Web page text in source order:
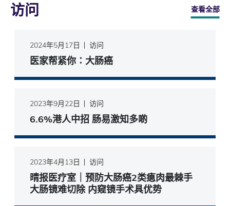
访问 查看全部
2024年5月17日 访问
医家帮紧你∶大肠癌
2023年9月22日 访问
6.6%港人中招 肠易激知多啲
2023年4月13日 访问
晴报医疗室｜预防大肠癌2类瘜肉最棘手
大肠镜难切除 内窥镜手术具优势